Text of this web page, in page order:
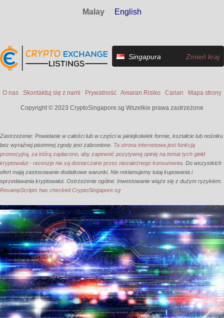
Malay English
Singapura Zmień kraj
O nas Skontaktuj się z nami Prywatność Amaran Risiko Carian Mapa strony
Copyright © 2023 CryptoSingapore.sg Wszelkie prawa zastrzeżone
Zastrzeżenie: Powielanie w całości lub w części w jakiejkolwiek formie, kształcie lub nośniku
bez wyraźnej pisemnej zgody jest zabronione. Ta strona internetowa jest funkcją
promocyjną, za którą zapłacono, aby zapewnić pozytywną opinię na temat tych giełd
kryptowalut - recenzje nie są dostarczane przez niezależnego konsumenta. Do wszystkich
ofert mają zastosowanie dodatkowe warunki. Nie reklamujemy tutaj kupowania i
sprzedawania kryptowalut. Ostrzeżenie ogólne: Inwestowanie wiąże się z dużym ryzykiem.
RevampScripts has checked CryptoSingapore.sg